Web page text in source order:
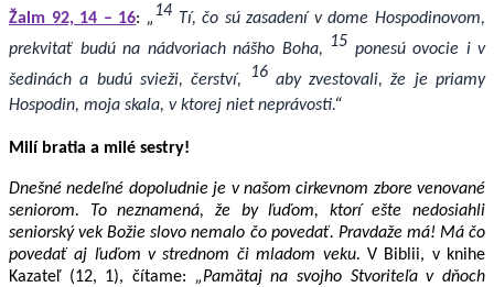
Žalm 92, 14 – 16: „14 Tí, čo sú zasadení v dome Hospodinovom,
prekvitať budú na nádvoriach nášho Boha, 15 ponesú ovocie i v
šedinách a budú svieži, čerství,
16 aby zvestovali, že je priamy
Hospodin, moja skala, v ktorej niet neprávosti.“
Milí bratia a milé sestry!
Dnešné nedeľné dopoludnie je v našom cirkevnom zbore venované
seniorom. To neznamená, že by ľuďom, ktorí ešte nedosiahli
seniorský vek Božie slovo nemalo čo povedať. Pravdaže má! Má čo
povedať aj ľuďom v strednom či mladom veku. V Biblii, v knihe
Kazateľ (12, 1), čítame: „Pamätaj na svojho Stvoriteľa v dňoch